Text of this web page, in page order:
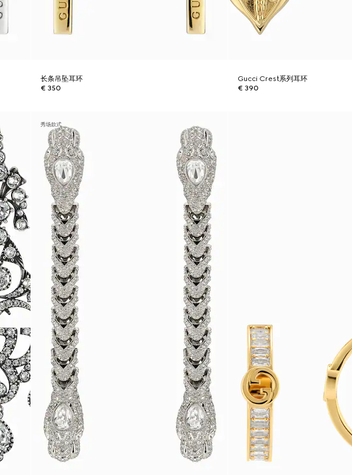
长条吊坠耳环
€ 350
Gucci Crest系列耳环
€ 390
秀场款式